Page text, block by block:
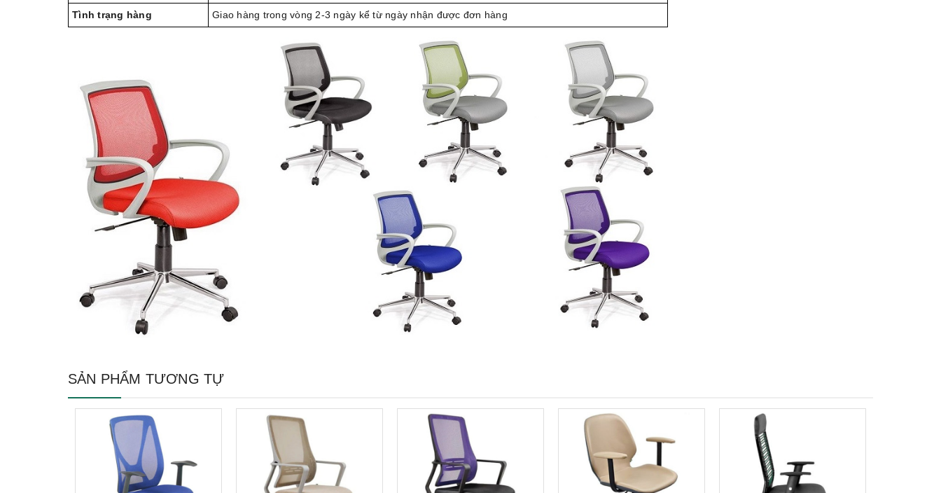
Tình trạng hàng Giao hàng trong vòng 2-3 ngày kể từ ngày nhận được đơn hàng
SẢN PHẨM TƯƠNG TỰ